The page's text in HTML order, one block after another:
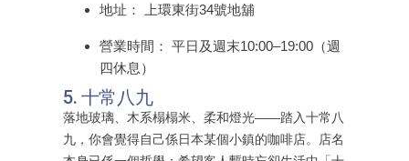
地址： 上環東街34號地舖
營業時間： 平日及週末10:00–19:00（週
四休息）
5. 十常八九
落地玻璃、木系榻榻米、柔和燈光——踏入十常八
九，你會覺得自己係日本某個小鎮的咖啡店。店名